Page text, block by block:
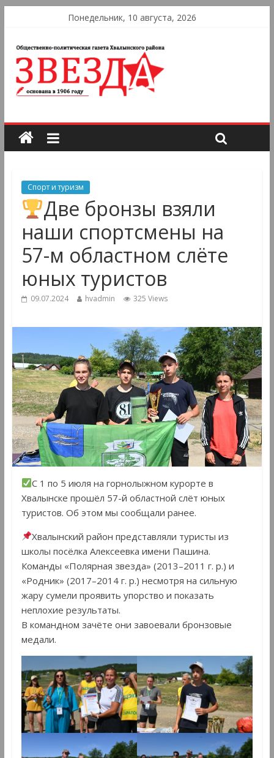
Понедельник, 10 августа, 2026
Спорт и туризм
Две бронзы взяли
наши спортсмены на
57-м областном слёте
юных туристов
09.07.2024 hvadmin 325 Views
С 1 по 5 июля на горнолыжном курорте в
Хвалынске прошёл 57-й областной слёт юных
туристов. Об этом мы сообщали ранее.
Хвалынский район представляли туристы из
школы посёлка Алексеевка имени Пашина.
Команды «Полярная звезда» (2013–2011 г. р.) и
«Родник» (2017–2014 г. р.) несмотря на сильную
жару сумели проявить упорство и показать
неплохие результаты.
В командном зачёте они завоевали бронзовые
медали.